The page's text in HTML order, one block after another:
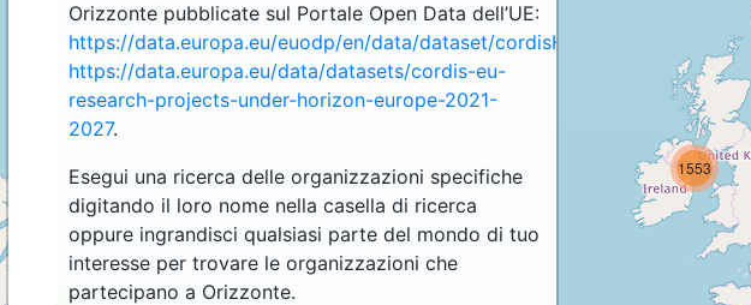
Orizzonte pubblicate sul Portale Open Data dell’UE:
https://data.europa.eu/euodp/en/data/dataset/cordisH2020projects
https://data.europa.eu/data/datasets/cordis-eu-
research-projects-under-horizon-europe-2021-
2027.
Esegui una ricerca delle organizzazioni specifiche
digitando il loro nome nella casella di ricerca
oppure ingrandisci qualsiasi parte del mondo di tuo
interesse per trovare le organizzazioni che
partecipano a Orizzonte.
1553